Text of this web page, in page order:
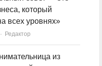
который
всех уровнях»
Author
Редактор
из